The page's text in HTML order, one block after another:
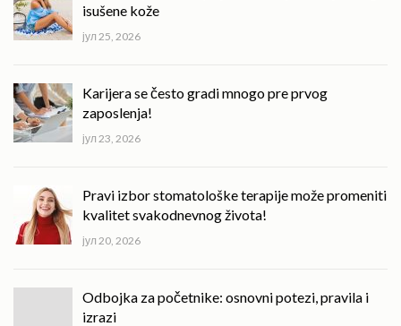
isušene kože
јул 25, 2026
Karijera se često gradi mnogo pre prvog
zaposlenja!
јул 23, 2026
Pravi izbor stomatološke terapije može promeniti
kvalitet svakodnevnog života!
јул 20, 2026
Odbojka za početnike: osnovni potezi, pravila i
izrazi